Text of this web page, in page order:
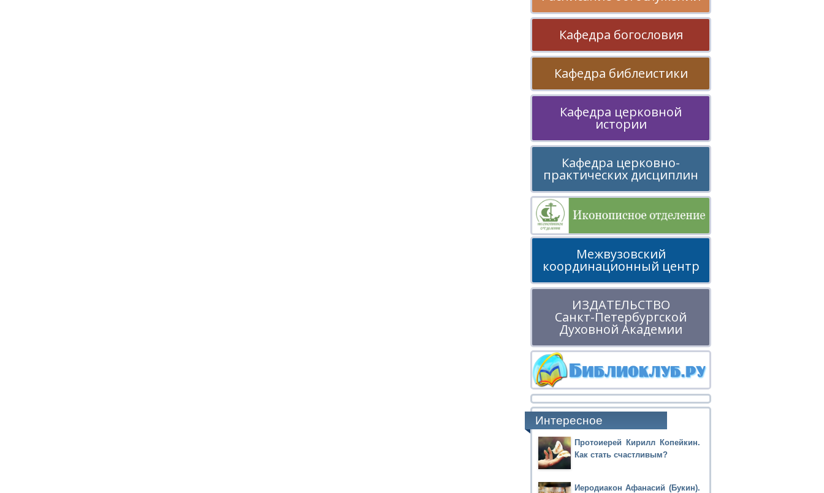
Кафедра богословия
Кафедра библеистики
Кафедра церковной
истории
Кафедра церковно-
практических дисциплин
Межвузовский
координационный центр
ИЗДАТЕЛЬСТВО
Санкт-Петербургской
Духовной Академии
Интересное
Протоиерей Кирилл Копейкин.
Как стать счастливым?
Иеродиакон Афанасий (Букин).